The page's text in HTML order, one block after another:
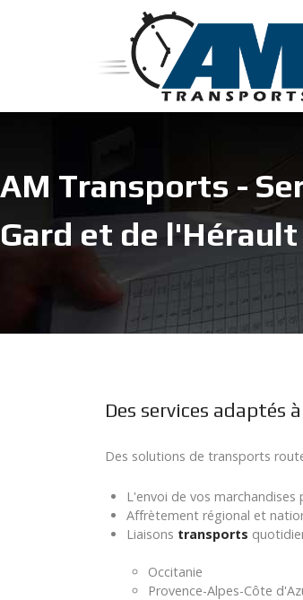
AM Transports -
Gard et de l'Hérault
Des services adaptés
Des solutions de transports
L'envoi de vos
Affrètement régional et
Liaisons transports
Occitanie
Provence-Alpes-Côte